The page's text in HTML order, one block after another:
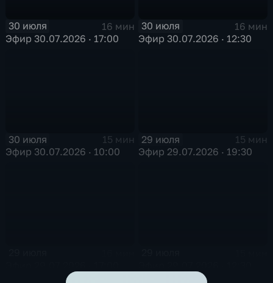
30 июля
16 мин
Эфир 30.07.2026 · 17:00
30 июля
16 мин
Эфир 30.07.2026 · 12:30
30 июля
15 мин
Эфир 30.07.2026 · 10:00
29 июля
15 мин
Эфир 29.07.2026 · 19:30